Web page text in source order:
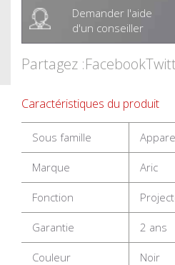
Demander l'aide
d'un conseiller
Partagez :Facebook
Caractéristiques du produit
Sous famille
Marque Aric
Fonction
Garantie 2 ans
Couleur Noir